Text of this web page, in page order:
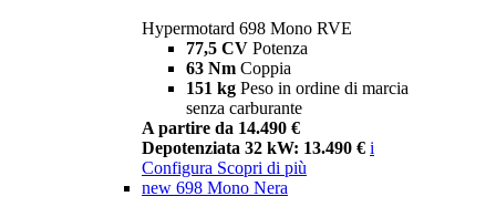
Hypermotard 698 Mono RVE
77,5 CV Potenza
63 Nm Coppia
151 kg Peso in ordine di marcia
senza carburante
A partire da 14.490 €
Depotenziata 32 kW: 13.490 € i
Configura Scopri di più
new 698 Mono Nera